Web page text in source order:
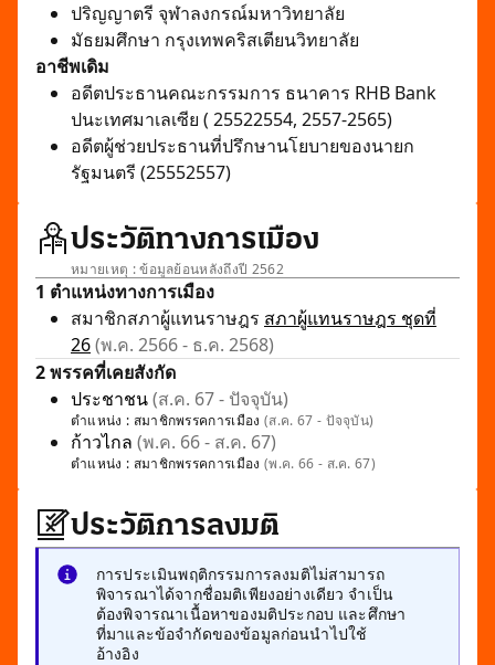
ปริญญาตรี จุฬาลงกรณ์มหาวิทยาลัย
มัธยมศึกษา กรุงเทพคริสเตียนวิทยาลัย
อาชีพเดิม
อดีตประธานคณะกรรมการ ธนาคาร RHB Bank
ปนะเทศมาเลเซีย ( 25522554, 2557-2565)
อดีตผู้ช่วยประธานที่ปรึกษานโยบายของนายก
รัฐมนตรี (25552557)
ประวัติทางการเมือง
หมายเหตุ : ข้อมูลย้อนหลังถึงปี 2562
1 ตำแหน่งทางการเมือง
สมาชิกสภาผู้แทนราษฎร สภาผู้แทนราษฎร ชุดที่
26(พ.ค. 2566 - ธ.ค. 2568)
2 พรรคที่เคยสังกัด
ประชาชน(ส.ค. 67 - ปัจจุบัน)
ตำแหน่ง : สมาชิกพรรคการเมือง(ส.ค. 67 - ปัจจุบัน)
ก้าวไกล (พ.ค. 66 - ส.ค. 67)
ตำแหน่ง : สมาชิกพรรคการเมือง(พ.ค. 66 - ส.ค. 67)
ประวัติการลงมติ
การประเมินพฤติกรรมการลงมติไม่สามารถ
พิจารณาได้จากชื่อมติเพียงอย่างเดียว จำเป็น
ต้องพิจารณาเนื้อหาของมติประกอบ และศึกษา
ที่มาและข้อจำกัดของข้อมูลก่อนนำไปใช้
อ้างอิง